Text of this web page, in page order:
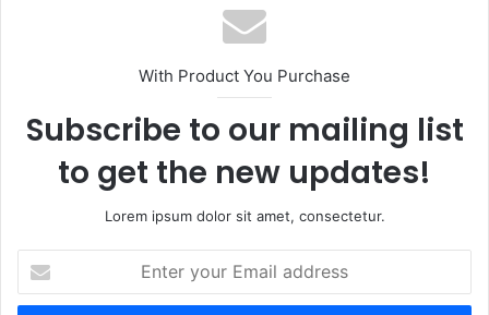
With Product You Purchase
Subscribe to our mailing list
to get the new updates!
Lorem ipsum dolor sit amet, consectetur.
your
Email